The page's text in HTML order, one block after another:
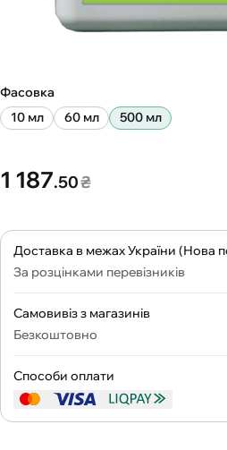
Фасовка
10 мл
60 мл 500 мл
1 187.50₴
Доставка в межах України (Нова
За розцінками перевізників
Самовивіз з магазинів
Безкоштовно
Способи оплати